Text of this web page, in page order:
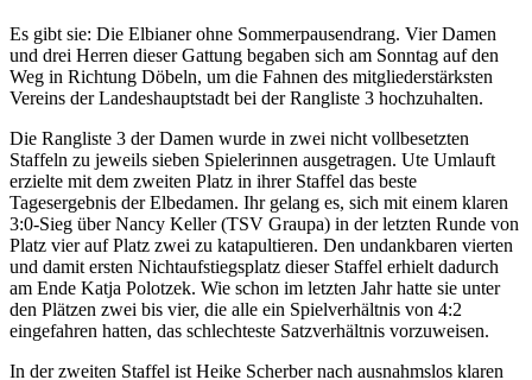
Es gibt sie: Die Elbianer ohne Sommerpausendrang. Vier Damen
und drei Herren dieser Gattung begaben sich am Sonntag auf den
Weg in Richtung Döbeln, um die Fahnen des mitgliederstärksten
Vereins der Landeshauptstadt bei der Rangliste 3 hochzuhalten.
Die Rangliste 3 der Damen wurde in zwei nicht vollbesetzten
Staffeln zu jeweils sieben Spielerinnen ausgetragen. Ute Umlauft
erzielte mit dem zweiten Platz in ihrer Staffel das beste
Tagesergebnis der Elbedamen. Ihr gelang es, sich mit einem klaren
3:0-Sieg über Nancy Keller (TSV Graupa) in der letzten Runde von
Platz vier auf Platz zwei zu katapultieren. Den undankbaren vierten
und damit ersten Nichtaufstiegsplatz dieser Staffel erhielt dadurch
am Ende Katja Polotzek. Wie schon im letzten Jahr hatte sie unter
den Plätzen zwei bis vier, die alle ein Spielverhältnis von 4:2
eingefahren hatten, das schlechteste Satzverhältnis vorzuweisen.
In der zweiten Staffel ist Heike Scherber nach ausnahmslos klaren